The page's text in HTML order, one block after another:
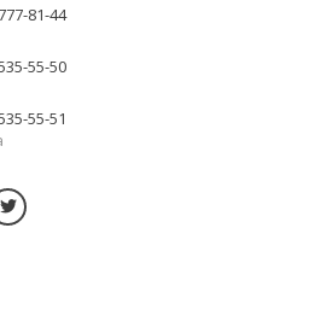
81-44
55-50
55-51